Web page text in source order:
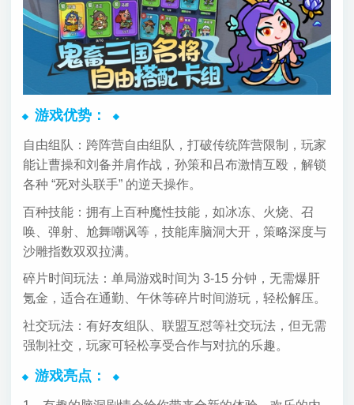
游戏优势：
自由组队：跨阵营自由组队，打破传统阵营限制，玩家
能让曹操和刘备并肩作战，孙策和吕布激情互殴，解锁
各种 “死对头联手” 的逆天操作。
百种技能：拥有上百种魔性技能，如冰冻、火烧、召
唤、弹射、尬舞嘲讽等，技能库脑洞大开，策略深度与
沙雕指数双双拉满。
碎片时间玩法：单局游戏时间为 3-15 分钟，无需爆肝
氪金，适合在通勤、午休等碎片时间游玩，轻松解压。
社交玩法：有好友组队、联盟互怼等社交玩法，但无需
强制社交，玩家可轻松享受合作与对抗的乐趣。
游戏亮点：